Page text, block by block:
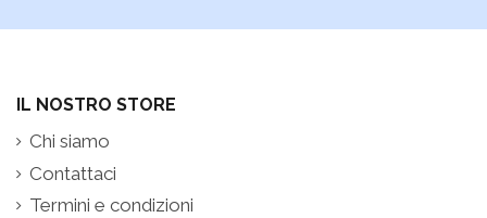
IL NOSTRO STORE
Chi siamo
Contattaci
Termini e condizioni